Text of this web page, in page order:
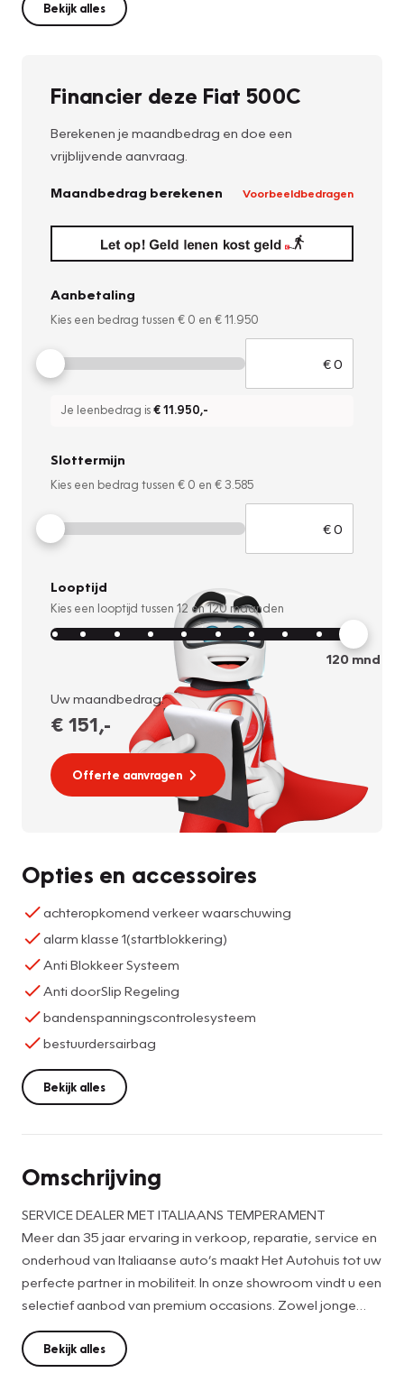
Bekijk alles
Financier deze Fiat 500C
Berekenen je maandbedrag en doe een
vrijblijvende aanvraag.
Maandbedrag berekenen Voorbeeldbedragen
Aanbetaling
Kies een bedrag tussen € 0 en € 11.950
Je leenbedrag is€ 11.950,-
Slottermijn
Kies een bedrag tussen € 0 en € 3.585
Looptijd
Kies een looptijd tussen 12 en120 maanden
120mnd
Uw maandbedrag:
€ 151,-
Offerte aanvragen
Opties en accessoires
achteropkomend verkeer waarschuwing
alarm klasse 1(startblokkering)
Anti Blokkeer Systeem
Anti doorSlip Regeling
bandenspanningscontrolesysteem
bestuurdersairbag
Bekijk alles
Omschrijving
SERVICE DEALER MET ITALIAANS TEMPERAMENT
Meer dan 35 jaar ervaring in verkoop, reparatie, service en
onderhoud van Italiaanse auto’s maakt Het Autohuis tot uw
perfecte partner in mobiliteit. In onze showroom vindt u een
selectief aanbod van premium occasions. Zowel jonge
raspaarden als bekende klassiekers en exclusieve
modellen.
Bekijk alles